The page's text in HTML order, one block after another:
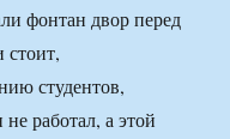
фонтан двор перед
стоит,
студентов,
работал, а этой